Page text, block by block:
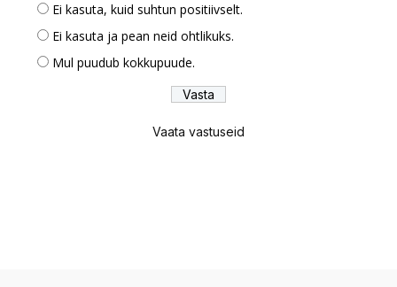
Ei kasuta, kuid suhtun positiivselt.
Ei kasuta ja pean neid ohtlikuks.
Mul puudub kokkupuude.
Vaata vastuseid